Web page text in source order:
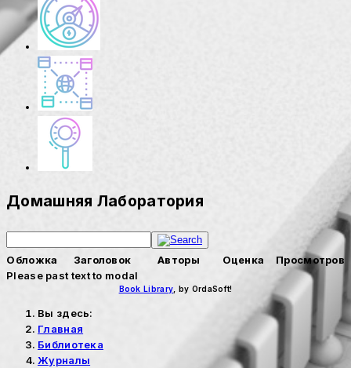
Домашняя Лаборатория
Обложка Заголовок Авторы Оценка
Просмотров
Please past text to modal
Book Library , by OrdaSoft!
Вы здесь:
Главная
Библиотека
Журналы